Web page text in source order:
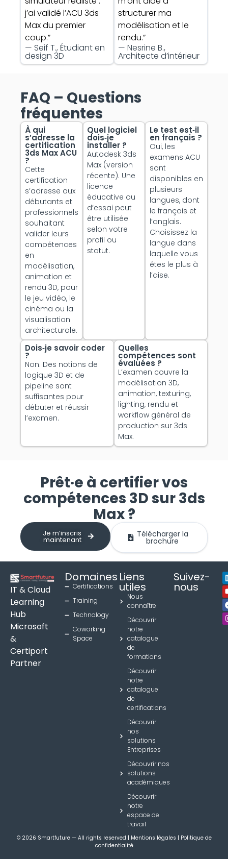
j’ai validé l’ACU 3ds
Max du premier
coup.”
— Seif T., Étudiant en
design 3D
structurer ma
modélisation et le
rendu.”
— Nesrine B.,
Architecte d’intérieur
FAQ – Questions
fréquentes
À qui
s’adresse la
certification
3ds Max ACU
?
Cette
certification
s’adresse aux
débutants et
professionnels
souhaitant
valider leurs
compétences
en
modélisation,
animation et
rendu 3D, pour
le jeu vidéo, le
cinéma ou la
visualisation
architecturale.
Quel logiciel
dois‑je
installer ?
Autodesk 3ds
Max (version
récente). Une
licence
éducative ou
d’essai peut
être utilisée
selon votre
profil ou
statut.
Le test est‑il
en français ?
Oui, les
examens ACU
sont
disponibles en
plusieurs
langues, dont
le français et
l’anglais.
Choisissez la
langue dans
laquelle vous
êtes le plus à
l’aise.
Dois‑je savoir coder
?
Non. Des notions de
logique 3D et de
pipeline sont
suffisantes pour
débuter et réussir
l’examen.
Quelles
compétences sont
évaluées ?
L’examen couvre la
modélisation 3D,
animation, texturing,
lighting, rendu et
workflow général de
production sur 3ds
Max.
Prêt·e à certifier vos
compétences 3D sur 3ds
Max ?
Je m’inscris
maintenant
Télécharger la
brochure
IT & Cloud
Learning
Hub
Microsoft
&
Certiport
Partner
Domaines
Certifications
Training
Technology
Coworking
Space
Liens
utiles
Nous
connaître
Découvrir
notre
catalogue
de
formations
Découvrir
notre
catalogue
de
certifications
Découvrir
nos
solutions
Entreprises
Découvrir nos
solutions
académiques
Découvrir
notre
espace de
travail
Suivez-
nous
© 2026 Smartfuture — All rights reserved | Mentions légales | Politique de
confidentialité